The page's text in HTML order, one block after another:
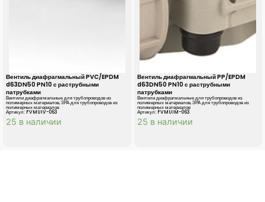
Вентиль диафрагмальный PVC/EPDM
d63DN50 PN10 с раструбными
патрубками
Вентили диафрагмальные для трубопроводов из
полимерных материалов,ЗРА для трубопроводов из
полимерных материалов
Артикул: FVMUIV-063
25 в наличии
Вентиль диафрагмальный PP/EPDM
d63DN50 PN10 с раструбными
патрубками
Вентили диафрагмальные для трубопроводов из
полимерных материалов,ЗРА для трубопроводов из
полимерных материалов
Артикул: FVMUIM-063
25 в наличии